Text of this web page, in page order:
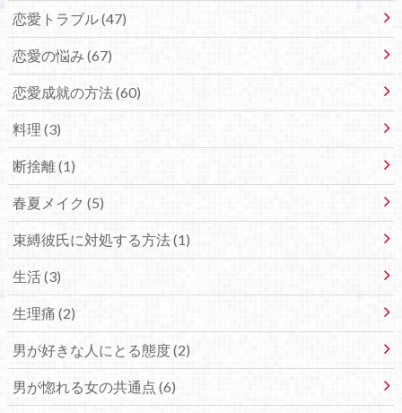
恋愛トラブル (47)
恋愛の悩み (67)
恋愛成就の方法 (60)
料理 (3)
断捨離 (1)
春夏メイク (5)
束縛彼氏に対処する方法 (1)
生活 (3)
生理痛 (2)
男が好きな人にとる態度 (2)
男が惚れる女の共通点 (6)